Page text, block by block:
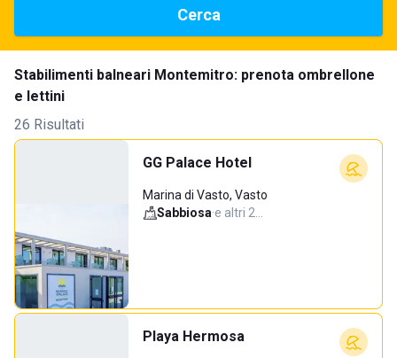
Cerca
Stabilimenti balneari Montemitro: prenota ombrellone
e lettini
26 Risultati
GG Palace Hotel
Marina di Vasto, Vasto
Sabbiosa·e altri 2…
Playa Hermosa